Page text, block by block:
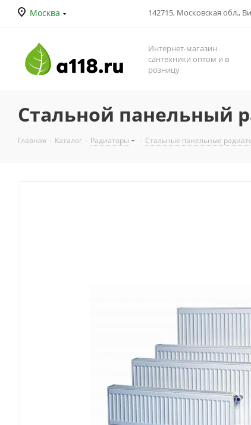
Москва 142715, Московская обл.,
Интернет-магазин
сантехники оптом и в
розницу
Стальной панельный
Главная - Каталог - Радиаторы - Стальные панельные